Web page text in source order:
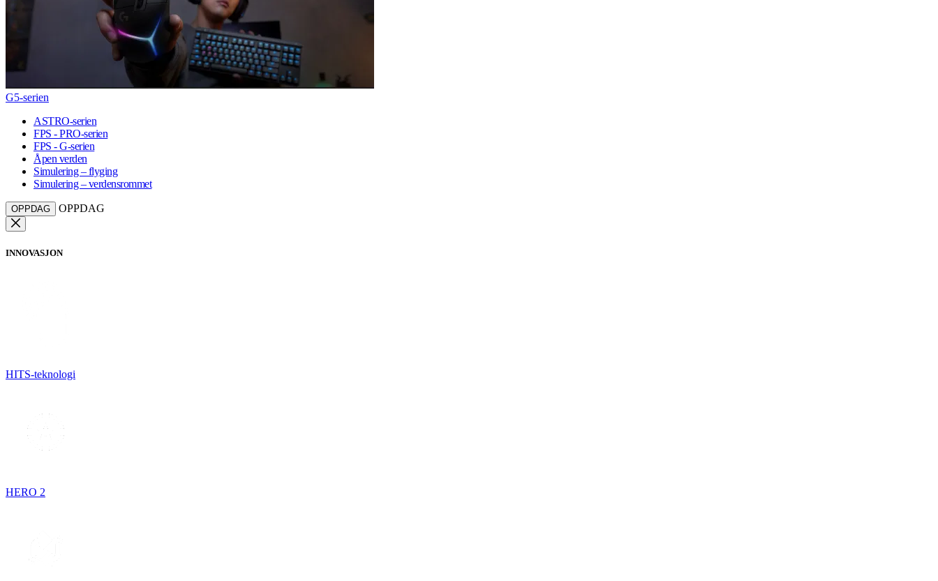
G5-serien
ASTRO-serien
FPS - PRO-serien
FPS - G-serien
Åpen verden
Simulering – flyging
Simulering – verdensrommet
OPPDAG OPPDAG
INNOVASJON
HITS-teknologi
HERO 2